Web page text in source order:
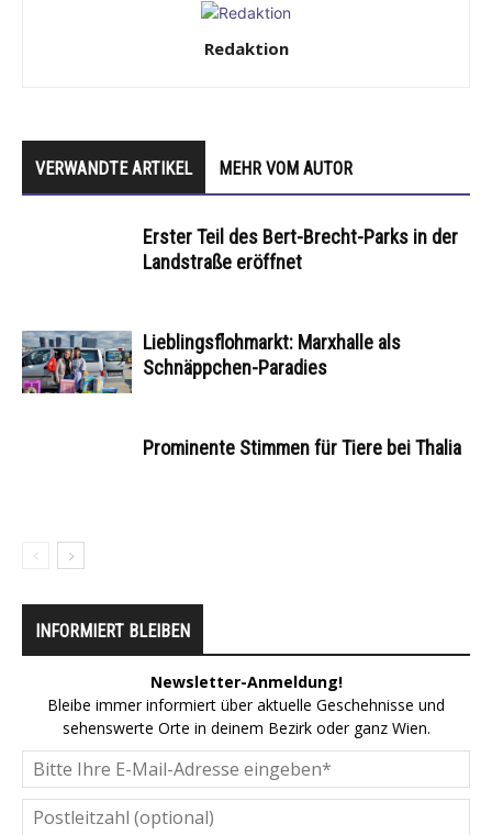
Redaktion
VERWANDTE ARTIKEL MEHR VOM AUTOR
Erster Teil des Bert-Brecht-Parks in der
Landstraße eröffnet
Lieblingsflohmarkt: Marxhalle als
Schnäppchen-Paradies
Prominente Stimmen für Tiere bei Thalia
INFORMIERT BLEIBEN
Newsletter-Anmeldung!
Bleibe immer informiert über aktuelle Geschehnisse und
sehenswerte Orte in deinem Bezirk oder ganz Wien.